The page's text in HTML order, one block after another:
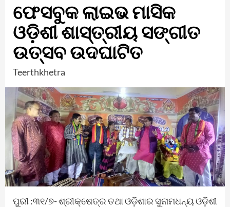
ଫେସବୁକ ଲାଇଭ ମାସିକ
ଓଡ଼ିଶୀ ଶାସ୍ତ୍ରୀୟ ସଙ୍ଗୀତ
ଉତ୍ସବ ଉଦଘାଟିତ
Teerthkhetra
ପୁରୀ :୩୧/୭- ଶ୍ରୀକ୍ଷେତ୍ର ତଥା ଓଡ଼ିଶାର ସୁନାମଧନ୍ୟ ଓଡ଼ିଶୀ